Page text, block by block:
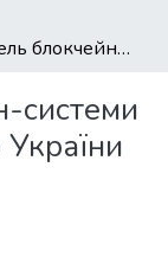
Бізнес-модель блокчейн-системи ринку зернових культур України
системи